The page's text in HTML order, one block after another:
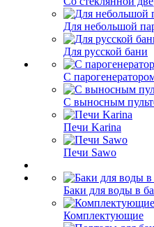
Для небольшой
Для русской бани
С
С выносным
Печи Karina
Печи Sawo
Баки для воды в
Комплектующие